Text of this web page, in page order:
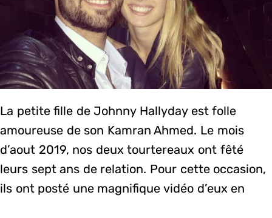
La petite fille de Johnny Hallyday est folle
amoureuse de son Kamran Ahmed. Le mois
d’aout 2019, nos deux tourtereaux ont fêté
leurs sept ans de relation. Pour cette occasion,
ils ont posté une magnifique vidéo d’eux en